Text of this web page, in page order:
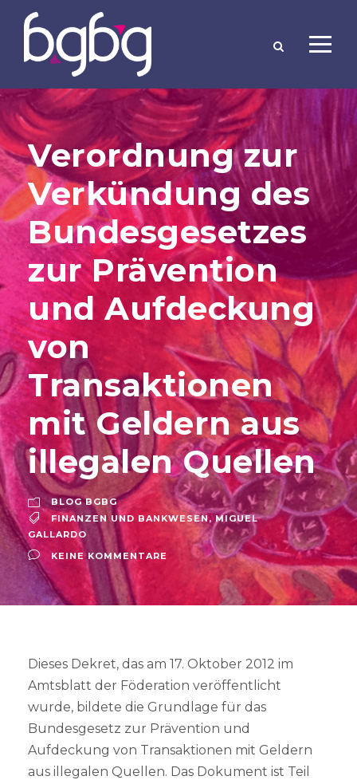
Verordnung zur
Verkündung des
Bundesgesetzes
zur Prävention
und Aufdeckung
von
Transaktionen
mit Geldern aus
illegalen Quellen
BLOG BGBG
FINANZEN UND BANKWESEN, MIGUEL
GALLARDO
KEINE KOMMENTARE
Dieses Dekret, das am 17. Oktober 2012 im
Amtsblatt der Föderation veröffentlicht
wurde, bildete die Grundlage für das
Bundesgesetz zur Prävention und
Aufdeckung von Transaktionen mit Geldern
aus illegalen Quellen. Das Dokument ist Teil